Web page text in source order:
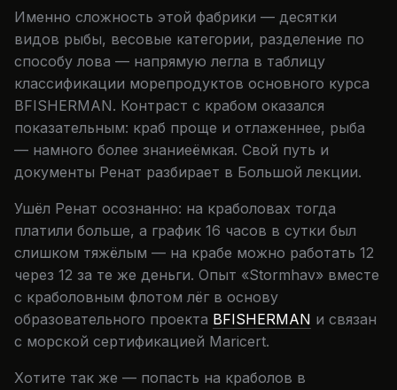
Именно сложность этой фабрики — десятки
видов рыбы, весовые категории, разделение по
способу лова — напрямую легла в таблицу
классификации морепродуктов основного курса
BFISHERMAN. Контраст с крабом оказался
показательным: краб проще и отлаженнее, рыба
— намного более знаниеёмкая. Свой путь и
документы Ренат разбирает в Большой лекции.
Ушёл Ренат осознанно: на краболовах тогда
платили больше, а график 16 часов в сутки был
слишком тяжёлым — на крабе можно работать 12
через 12 за те же деньги. Опыт «Stormhav» вместе
с краболовным флотом лёг в основу
образовательного проекта BFISHERMAN и связан
с морской сертификацией Maricert.
Хотите так же — попасть на краболов в